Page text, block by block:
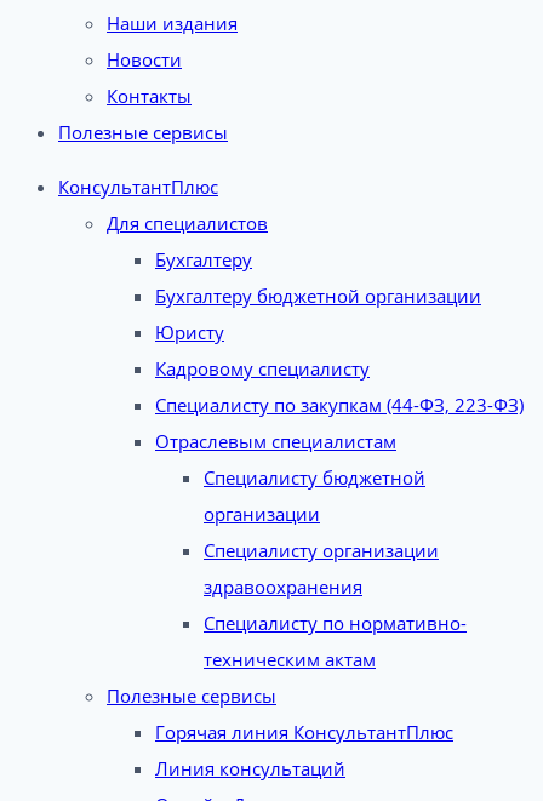
Наши издания
Новости
Контакты
Полезные сервисы
КонсультантПлюс
Для специалистов
Бухгалтеру
Бухгалтеру бюджетной организации
Юристу
Кадровому специалисту
Специалисту по закупкам (44-ФЗ, 223-ФЗ)
Отраслевым специалистам
Специалисту бюджетной
организации
Специалисту организации
здравоохранения
Специалисту по нормативно-
техническим актам
Полезные сервисы
Горячая линия КонсультантПлюс
Линия консультаций